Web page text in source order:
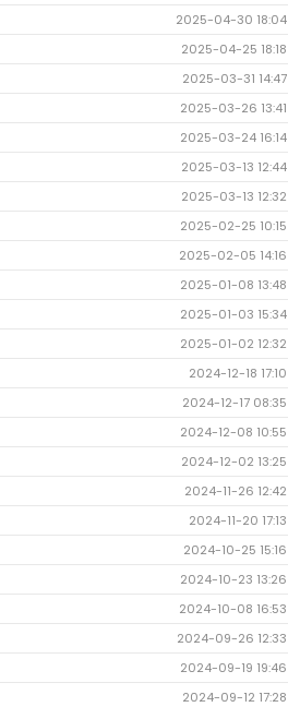
2025-04-30 18:04
2025-04-25 18:18
2025-03-31 14:47
2025-03-26 13:41
2025-03-24 16:14
2025-03-13 12:44
2025-03-13 12:32
2025-02-25 10:15
2025-02-05 14:16
2025-01-08 13:48
2025-01-03 15:34
2025-01-02 12:32
2024-12-18 17:10
2024-12-17 08:35
2024-12-08 10:55
2024-12-02 13:25
2024-11-26 12:42
2024-11-20 17:13
2024-10-25 15:16
2024-10-23 13:26
2024-10-08 16:53
2024-09-26 12:33
2024-09-19 19:46
2024-09-12 17:28